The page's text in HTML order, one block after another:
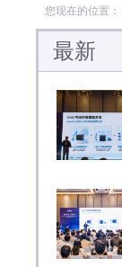
您现在的位置：
最新